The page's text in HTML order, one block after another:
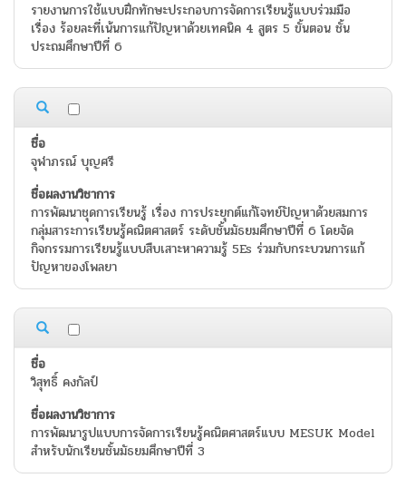
รายงานการใช้แบบฝึกทักษะประกอบการจัดการเรียนรู้แบบร่วมมือ
เรื่อง ร้อยละที่เน้นการแก้ปัญหาด้วยเทคนิค 4 สูตร 5 ขั้นตอน ชั้น
ประถมศึกษาปีที่ 6
จุฬาภรณ์ บุญศรี
การพัฒนาชุดการเรียนรู้ เรื่อง การประยุกต์แก้โจทย์ปัญหาด้วยสมการ
กลุ่มสาระการเรียนรู้คณิตศาสตร์ ระดับชั้นมัธยมศึกษาปีที่ 6 โดยจัด
กิจกรรมการเรียนรู้แบบสืบเสาะหาความรู้ 5Es ร่วมกับกระบวนการแก้
ปัญหาของโพลยา
วิสุทธิ์ คงกัลป์
การพัฒนารูปแบบการจัดการเรียนรู้คณิตศาสตร์แบบ MESUK Model
สำหรับนักเรียนชั้นมัธยมศึกษาปีที่ 3